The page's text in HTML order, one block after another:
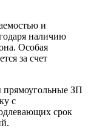
и
наличию
Особая
за счет
прямоугольные ЗП
с
срок